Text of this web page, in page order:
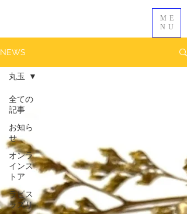
ME
NU
NEWS
全ての
記事
お知ら
せ
オンラ
インス
トア
ラピス
ラズリ
丸玉